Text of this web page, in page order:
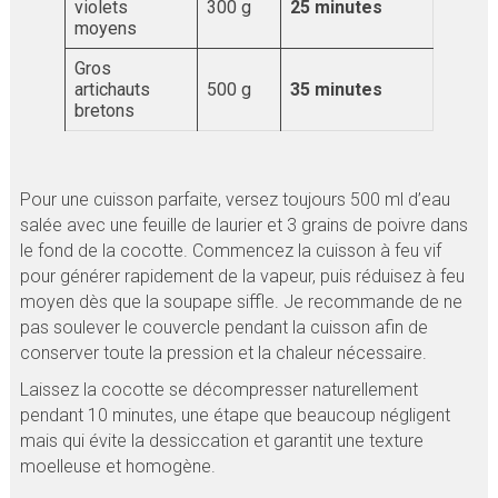
violets
moyens
300 g 25 minutes
Gros
artichauts
bretons
500 g 35 minutes
Pour une cuisson parfaite, versez toujours 500 ml d’eau
salée avec une feuille de laurier et 3 grains de poivre dans
le fond de la cocotte. Commencez la cuisson à feu vif
pour générer rapidement de la vapeur, puis réduisez à feu
moyen dès que la soupape siffle. Je recommande de ne
pas soulever le couvercle pendant la cuisson afin de
conserver toute la pression et la chaleur nécessaire.
Laissez la cocotte se décompresser naturellement
pendant 10 minutes, une étape que beaucoup négligent
mais qui évite la dessiccation et garantit une texture
moelleuse et homogène.